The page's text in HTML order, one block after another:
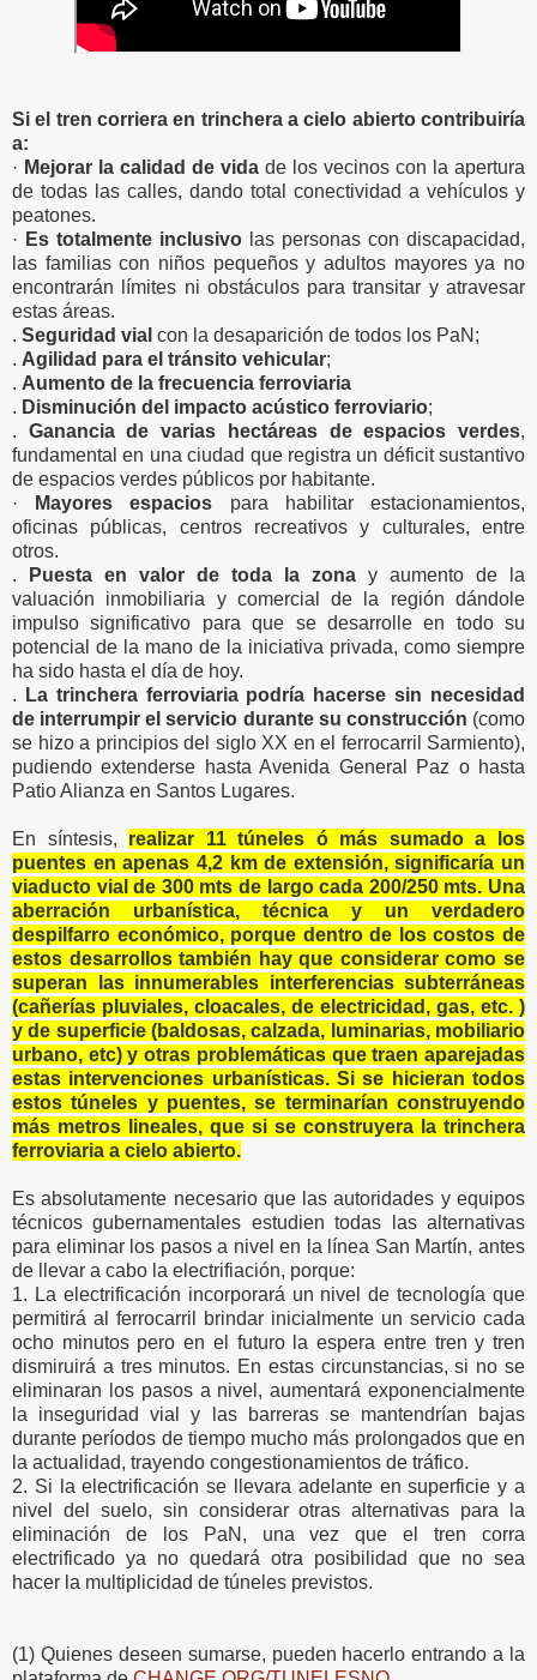
Si el tren corriera en trinchera a cielo abierto contribuiría
a:
· Mejorar la calidad de vida de los vecinos con la apertura
de todas las calles, dando total conectividad a vehículos y
peatones.
· Es totalmente inclusivo las personas con discapacidad,
las familias con niños pequeños y adultos mayores ya no
encontrarán límites ni obstáculos para transitar y atravesar
estas áreas.
. Seguridad vial con la desaparición de todos los PaN;
. Agilidad para el tránsito vehicular;
. Aumento de la frecuencia ferroviaria
. Disminución del impacto acústico ferroviario;
. Ganancia de varias hectáreas de espacios verdes,
fundamental en una ciudad que registra un déficit sustantivo
de espacios verdes públicos por habitante.
·
Mayores espacios para habilitar estacionamientos,
oficinas públicas, centros recreativos y culturales, entre
otros.
.
Puesta en valor de toda la zona y aumento de la
valuación inmobiliaria y comercial de la región dándole
impulso significativo para que se desarrolle en todo su
potencial de la mano de la iniciativa privada, como siempre
ha sido hasta el día de hoy.
.
La trinchera ferroviaria podría hacerse sin necesidad
de interrumpir el servicio durante su construcción (como
se hizo a principios del siglo XX en el ferrocarril Sarmiento),
pudiendo extenderse hasta Avenida General Paz o hasta
Patio Alianza en Santos Lugares.
En síntesis, realizar 11 túneles ó más sumado a los
puentes en apenas 4,2 km de extensión, significaría un
viaducto vial de 300 mts de largo cada 200/250 mts. Una
aberración urbanística, técnica y un verdadero
despilfarro económico, porque dentro de los costos de
estos desarrollos también hay que considerar como se
superan las innumerables interferencias subterráneas
(cañerías pluviales, cloacales, de electricidad, gas, etc. )
y de superficie (baldosas, calzada, luminarias, mobiliario
urbano, etc) y otras problemáticas que traen aparejadas
estas intervenciones urbanísticas. Si se hicieran todos
estos túneles y puentes, se terminarían construyendo
más metros lineales, que si se construyera la trinchera
ferroviaria a cielo abierto.
Es absolutamente necesario que las autoridades y equipos
técnicos gubernamentales estudien todas las alternativas
para eliminar los pasos a nivel en la línea San Martín, antes
de llevar a cabo la electrifiación, porque:
1. La electrificación incorporará un nivel de tecnología que
permitirá al ferrocarril brindar inicialmente un servicio cada
ocho minutos pero en el futuro la espera entre tren y tren
dismiruirá a tres minutos. En estas circunstancias, si no se
eliminaran los pasos a nivel, aumentará exponencialmente
la inseguridad vial y las barreras se mantendrían bajas
durante períodos de tiempo mucho más prolongados que en
la actualidad, trayendo congestionamientos de tráfico.
2. Si la electrificación se llevara adelante en superficie y a
nivel del suelo, sin considerar otras alternativas para la
eliminación de los PaN, una vez que el tren corra
electrificado ya no quedará otra posibilidad que no sea
hacer la multiplicidad de túneles previstos.
(1) Quienes deseen sumarse, pueden hacerlo entrando a la